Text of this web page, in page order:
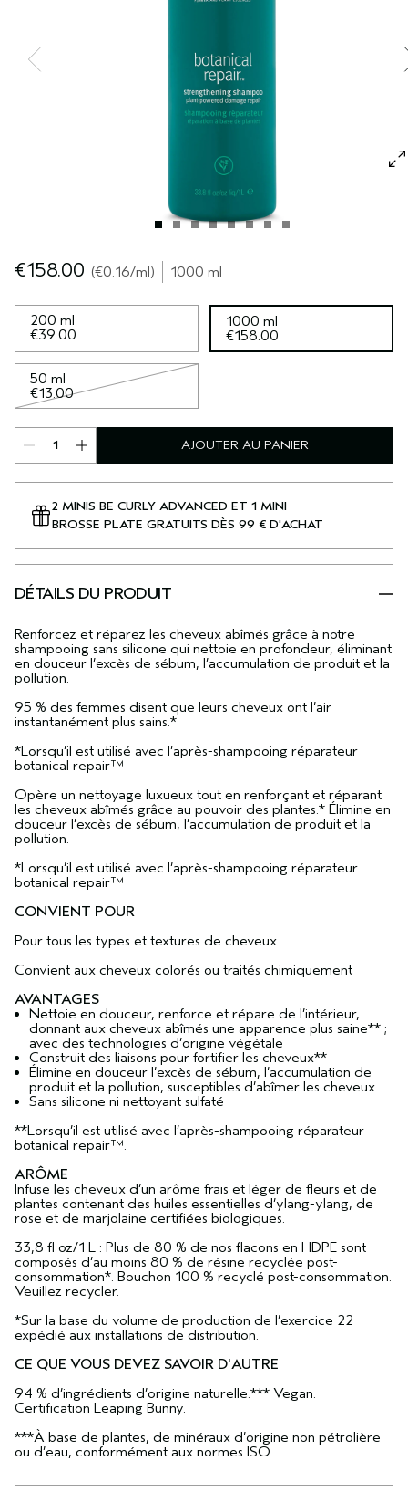
SÉRUM POUR LES CHEVEUX
CUIR CHEVELU SENSIBLE
PURE ABUNDANCE
TOUTES LES COLLECTIONS
€158.00 €0.16/ml 1000 ml
200 ml
€39.00
1000 ml
€158.00
50 ml
€13.00
AJOUTER AU PANIER
2 MINIS BE CURLY ADVANCED ET 1 MINI
BROSSE PLATE GRATUITS DÈS 99 € D'ACHAT
DÉTAILS DU PRODUIT
Renforcez et réparez les cheveux abîmés grâce à notre
shampooing sans silicone qui nettoie en profondeur, éliminant
en douceur l’excès de sébum, l’accumulation de produit et la
pollution.
95 % des femmes disent que leurs cheveux ont l’air
instantanément plus sains.*
*Lorsqu’il est utilisé avec l’après-shampooing réparateur
botanical repair™
Opère un nettoyage luxueux tout en renforçant et réparant
les cheveux abîmés grâce au pouvoir des plantes.* Élimine en
douceur l’excès de sébum, l’accumulation de produit et la
pollution.
*Lorsqu’il est utilisé avec l’après-shampooing réparateur
botanical repair™
CONVIENT POUR
Pour tous les types et textures de cheveux
Convient aux cheveux colorés ou traités chimiquement
AVANTAGES
Nettoie en douceur, renforce et répare de l’intérieur,
donnant aux cheveux abîmés une apparence plus saine** ;
avec des technologies d’origine végétale
Construit des liaisons pour fortifier les cheveux**
Élimine en douceur l’excès de sébum, l’accumulation de
produit et la pollution, susceptibles d’abîmer les cheveux​
Sans silicone ni nettoyant sulfaté
**Lorsqu’il est utilisé avec l’après-shampooing réparateur
botanical repair™.
ARÔME
Infuse les cheveux d’un arôme frais et léger de fleurs et de
plantes contenant des huiles essentielles d’ylang-ylang, de
rose et de marjolaine certifiées biologiques.
33,8 fl oz/1 L : Plus de 80 % de nos flacons en HDPE sont
composés d’au moins 80 % de résine recyclée post-
consommation*. Bouchon 100 % recyclé post-consommation.
Veuillez recycler.
*Sur la base du volume de production de l’exercice 22
expédié aux installations de distribution.
CE QUE VOUS DEVEZ SAVOIR D'AUTRE
94 % d’ingrédients d’origine naturelle.*** Vegan.
Certification Leaping Bunny.
***À base de plantes, de minéraux d’origine non pétrolière
ou d’eau, conformément aux normes ISO.